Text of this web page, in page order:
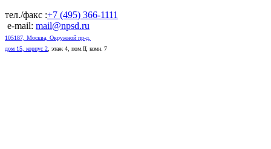
тел./факс :+7 (495) 366-1111
e-mail: mail@npsd.ru
105187, Москва, Окружной пр-д,
дом 15, корпус 2 , этаж 4, пом. II, комн. 7